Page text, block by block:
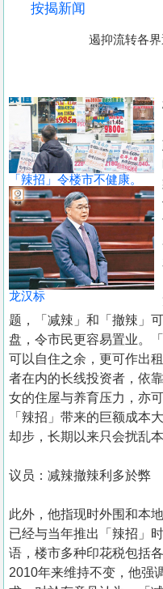
置
业
手
册
关
於
我
们
按揭新闻
遏抑流转各
「辣招」令楼市不健康。
龙汉标
题，「减辣」和「撤辣」
盘，令市民更容易置业。
可以自住之余，更可作出
者在内的长线投资者，依
女的住屋与养育压力，亦
「辣招」带来的巨额成本
却步，长期以来只会扰乱
议员：减辣撤辣利多於弊
此外，他指现时外围和本
已经与当年推出「辣招」
语，楼市多种印花税包括
2010年来维持不变，他强